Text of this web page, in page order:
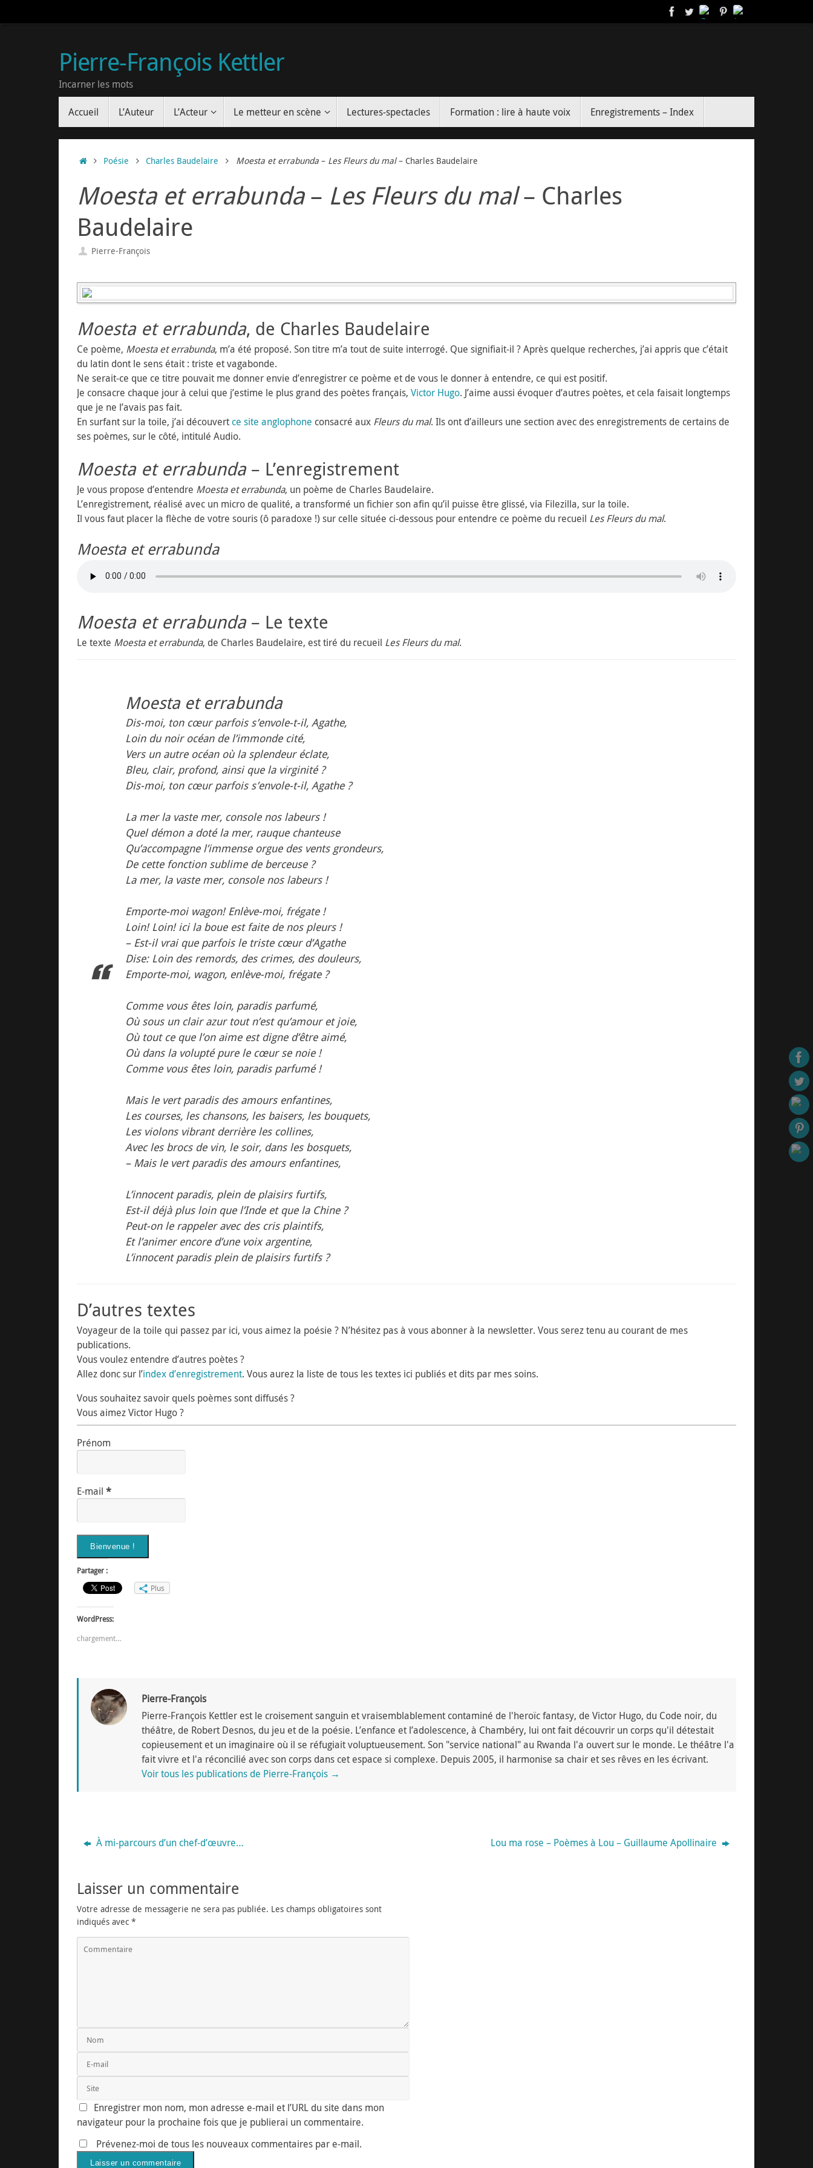
Pierre-François Kettler
Incarner les mots
Accueil L’Auteur L’Acteur Le metteur en scène Lectures-spectacles Formation : lire à haute voix Enregistrements – Index
Poésie Charles Baudelaire Moesta et errabunda– Les Fleurs du mal– Charles Baudelaire
Moesta et errabunda– Les Fleurs du mal– Charles
Baudelaire
Pierre-François
Moesta et errabunda, de Charles Baudelaire
Ce poème, Moesta et errabunda, m’a été proposé. Son titre m’a tout de suite interrogé. Que signifiait-il ? Après quelque recherches, j’ai appris que c’était
du latin dont le sens était : triste et vagabonde.
Ne serait-ce que ce titre pouvait me donner envie d’enregistrer ce poème et de vous le donner à entendre, ce qui est positif.
Je consacre chaque jour à celui que j’estime le plus grand des poètes français, Victor Hugo. J’aime aussi évoquer d’autres poètes, et cela faisait longtemps
que je ne l’avais pas fait.
En surfant sur la toile, j’ai découvert ce site anglophone consacré aux Fleurs du mal. Ils ont d’ailleurs une section avec des enregistrements de certains de
ses poèmes, sur le côté, intitulé Audio.
Moesta et errabunda– L’enregistrement
Je vous propose d’entendre Moesta et errabunda, un poème de Charles Baudelaire.
L’enregistrement, réalisé avec un micro de qualité, a transformé un fichier son afin qu’il puisse être glissé, via Filezilla, sur la toile.
Il vous faut placer la flèche de votre souris (ô paradoxe !) sur celle située ci-dessous pour entendre ce poème du recueil Les Fleurs du mal.
Moesta et errabunda
Moesta et errabunda– Le texte
Le texte Moesta et errabunda, de Charles Baudelaire, est tiré du recueil Les Fleurs du mal.
Moesta et errabunda
Dis-moi, ton cœur parfois s’envole-t-il, Agathe,
Loin du noir océan de l’immonde cité,
Vers un autre océan où la splendeur éclate,
Bleu, clair, profond, ainsi que la virginité ?
Dis-moi, ton cœur parfois s’envole-t-il, Agathe ?
La mer la vaste mer, console nos labeurs !
Quel démon a doté la mer, rauque chanteuse
Qu’accompagne l’immense orgue des vents grondeurs,
De cette fonction sublime de berceuse ?
La mer, la vaste mer, console nos labeurs !
Emporte-moi wagon! Enlève-moi, frégate !
Loin! Loin! ici la boue est faite de nos pleurs !
– Est-il vrai que parfois le triste cœur d’Agathe
Dise: Loin des remords, des crimes, des douleurs,
Emporte-moi, wagon, enlève-moi, frégate ?
Comme vous êtes loin, paradis parfumé,
Où sous un clair azur tout n’est qu’amour et joie,
Où tout ce que l’on aime est digne d’être aimé,
Où dans la volupté pure le cœur se noie !
Comme vous êtes loin, paradis parfumé !
Mais le vert paradis des amours enfantines,
Les courses, les chansons, les baisers, les bouquets,
Les violons vibrant derrière les collines,
Avec les brocs de vin, le soir, dans les bosquets,
– Mais le vert paradis des amours enfantines,
L’innocent paradis, plein de plaisirs furtifs,
Est-il déjà plus loin que l’Inde et que la Chine ?
Peut-on le rappeler avec des cris plaintifs,
Et l’animer encore d’une voix argentine,
L’innocent paradis plein de plaisirs furtifs ?
D’autres textes
Voyageur de la toile qui passez par ici, vous aimez la poésie ? N’hésitez pas à vous abonner à la newsletter. Vous serez tenu au courant de mes
publications.
Vous voulez entendre d’autres poètes ?
Allez donc sur l’index d’enregistrement. Vous aurez la liste de tous les textes ici publiés et dits par mes soins.
Vous souhaitez savoir quels poèmes sont diffusés ?
Vous aimez Victor Hugo ?
Prénom
E-mail *
Partager :
Plus
WordPress:
chargement…
Pierre-François
Pierre-François Kettler est le croisement sanguin et vraisemblablement contaminé de l'heroïc fantasy, de Victor Hugo, du Code noir, du
théâtre, de Robert Desnos, du jeu et de la poésie. L’enfance et l’adolescence, à Chambéry, lui ont fait découvrir un corps qu'il détestait
copieusement et un imaginaire où il se réfugiait voluptueusement. Son "service national" au Rwanda l'a ouvert sur le monde. Le théâtre l'a
fait vivre et l'a réconcilié avec son corps dans cet espace si complexe. Depuis 2005, il harmonise sa chair et ses rêves en les écrivant.
Voir tous les publications de Pierre-François →
À mi-parcours d’un chef-d’œuvre… Lou ma rose – Poèmes à Lou – Guillaume Apollinaire
Laisser un commentaire
Votre adresse de messagerie ne sera pas publiée. Les champs obligatoires sont
indiqués avec *
Enregistrer mon nom, mon adresse e-mail et l’URL du site dans mon
navigateur pour la prochaine fois que je publierai un commentaire.
Prévenez-moi de tous les nouveaux commentaires par e-mail.